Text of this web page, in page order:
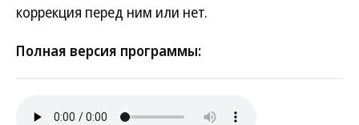
коррекция перед ним или нет.
Полная версия программы: